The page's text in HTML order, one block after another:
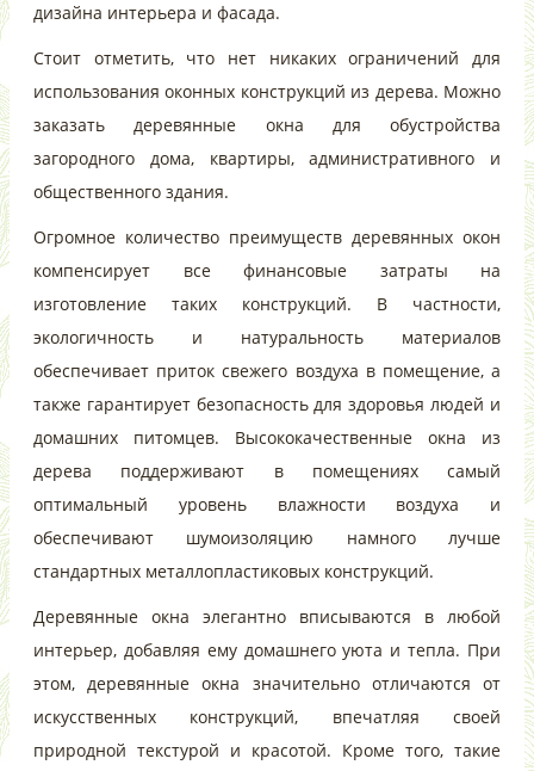
дизайна интерьера и фасада.
Стоит отметить, что нет никаких ограничений для
использования оконных конструкций из дерева. Можно
заказать деревянные окна для обустройства
загородного дома, квартиры, административного и
общественного здания.
Огромное количество преимуществ деревянных окон
компенсирует все финансовые затраты на
изготовление таких конструкций. В частности,
экологичность и натуральность материалов
обеспечивает приток свежего воздуха в помещение, а
также гарантирует безопасность для здоровья людей и
домашних питомцев. Высококачественные окна из
дерева поддерживают в помещениях самый
оптимальный уровень влажности воздуха и
обеспечивают шумоизоляцию намного лучше
стандартных металлопластиковых конструкций.
Деревянные окна элегантно вписываются в любой
интерьер, добавляя ему домашнего уюта и тепла. При
этом, деревянные окна значительно отличаются от
искусственных конструкций, впечатляя своей
природной текстурой и красотой. Кроме того, такие